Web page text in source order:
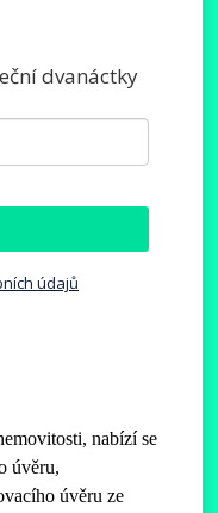
dvanáctky
údajů
nabízí se
úvěru,
úvěru ze